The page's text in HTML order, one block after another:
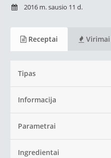
2016 m. sausio 11 d.
Receptai Virimai
Tipas
Informacija
Parametrai
Ingredientai